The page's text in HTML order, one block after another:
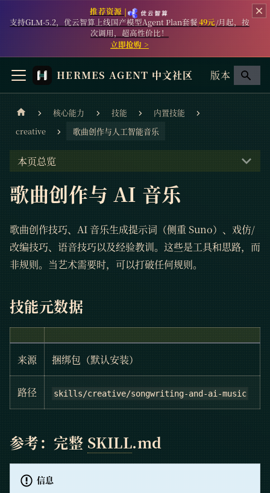
推荐资源 |
支持GLM-5.2，优云智算上线国产模型Agent Plan套餐49元/月起，按
次调用，超高性价比！
立即抢购 >
HERMES AGENT 中文社区 版本
核心能力 技能
内置技能
creative
歌曲创作与人工智能音乐
本页总览
歌曲创作与 AI 音乐
歌曲创作技巧、AI 音乐生成提示词（侧重 Suno）、戏仿/
改编技巧、语音技巧以及经验教训。这些是工具和思路，而
非规则。当艺术需要时，可以打破任何规则。
技能元数据
来源 捆绑包（默认安装）
路径 skills/creative/songwriting-and-ai-music
参考：完整 SKILL.md
信息